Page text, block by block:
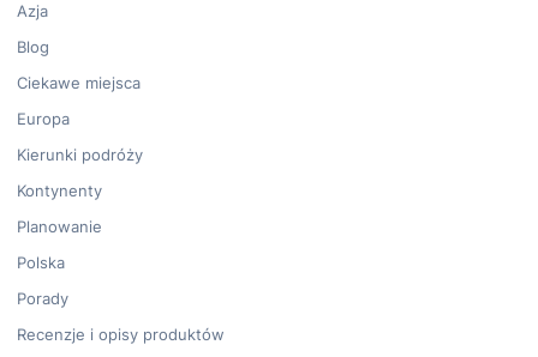
Azja
Blog
Ciekawe miejsca
Europa
Kierunki podróży
Kontynenty
Planowanie
Polska
Porady
Recenzje i opisy produktów